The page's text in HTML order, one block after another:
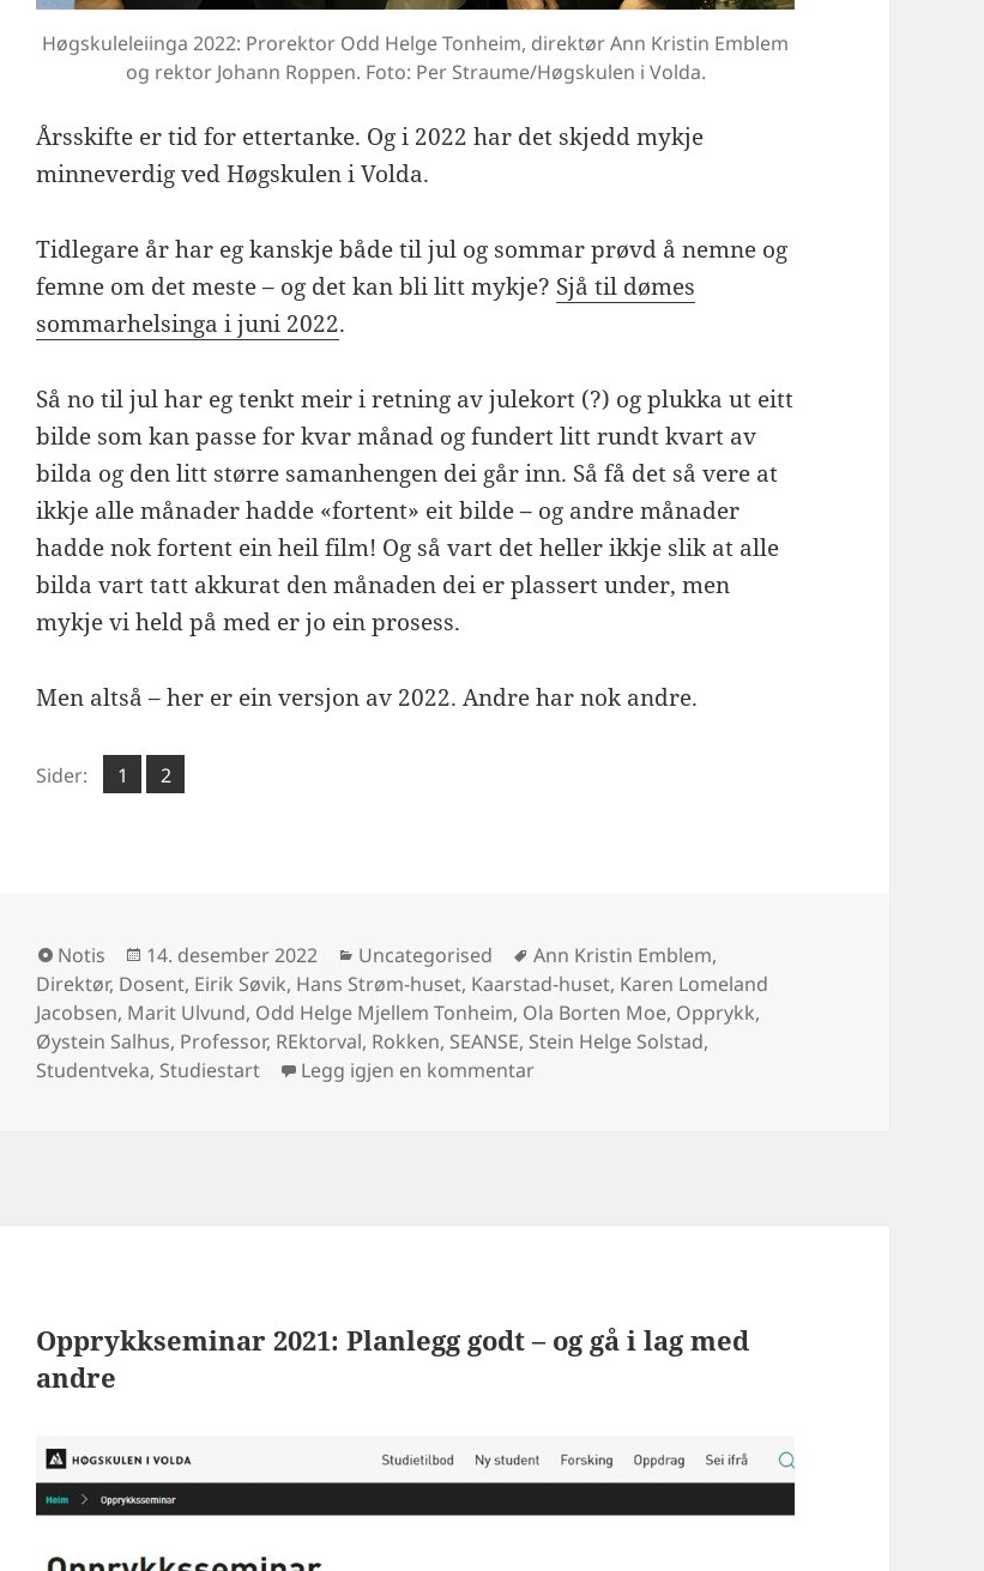
Høgskuleleiinga 2022: Prorektor Odd Helge Tonheim, direktør Ann Kristin Emblem
og rektor Johann Roppen. Foto: Per Straume/Høgskulen i Volda.
Årsskifte er tid for ettertanke. Og i 2022 har det skjedd mykje
minneverdig ved Høgskulen i Volda.
Tidlegare år har eg kanskje både til jul og sommar prøvd å nemne og
femne om det meste – og det kan bli litt mykje? Sjå til dømes
sommarhelsinga i juni 2022.
Så no til jul har eg tenkt meir i retning av julekort (?) og plukka ut eitt
bilde som kan passe for kvar månad og fundert litt rundt kvart av
bilda og den litt større samanhengen dei går inn. Så få det så vere at
ikkje alle månader hadde «fortent» eit bilde – og andre månader
hadde nok fortent ein heil film! Og så vart det heller ikkje slik at alle
bilda vart tatt akkurat den månaden dei er plassert under, men
mykje vi held på med er jo ein prosess.
Men altså – her er ein versjon av 2022. Andre har nok andre.
Sider: Side
1 ,
Side
2
Format
Notis Publisert
14. desember 2022 Kategorier
Uncategorised Stikkord
Ann Kristin Emblem,
Direktør, Dosent, Eirik Søvik, Hans Strøm-huset, Kaarstad-huset, Karen Lomeland
Jacobsen, Marit Ulvund, Odd Helge Mjellem Tonheim, Ola Borten Moe, Opprykk,
Øystein Salhus, Professor, REktorval, Rokken, SEANSE, Stein Helge Solstad,
Studentveka, Studiestart Legg igjen en kommentartil Julekort-bloggen 2022: Frå oss til oss
Opprykkseminar 2021: Planlegg godt – og gå i lag med
andre